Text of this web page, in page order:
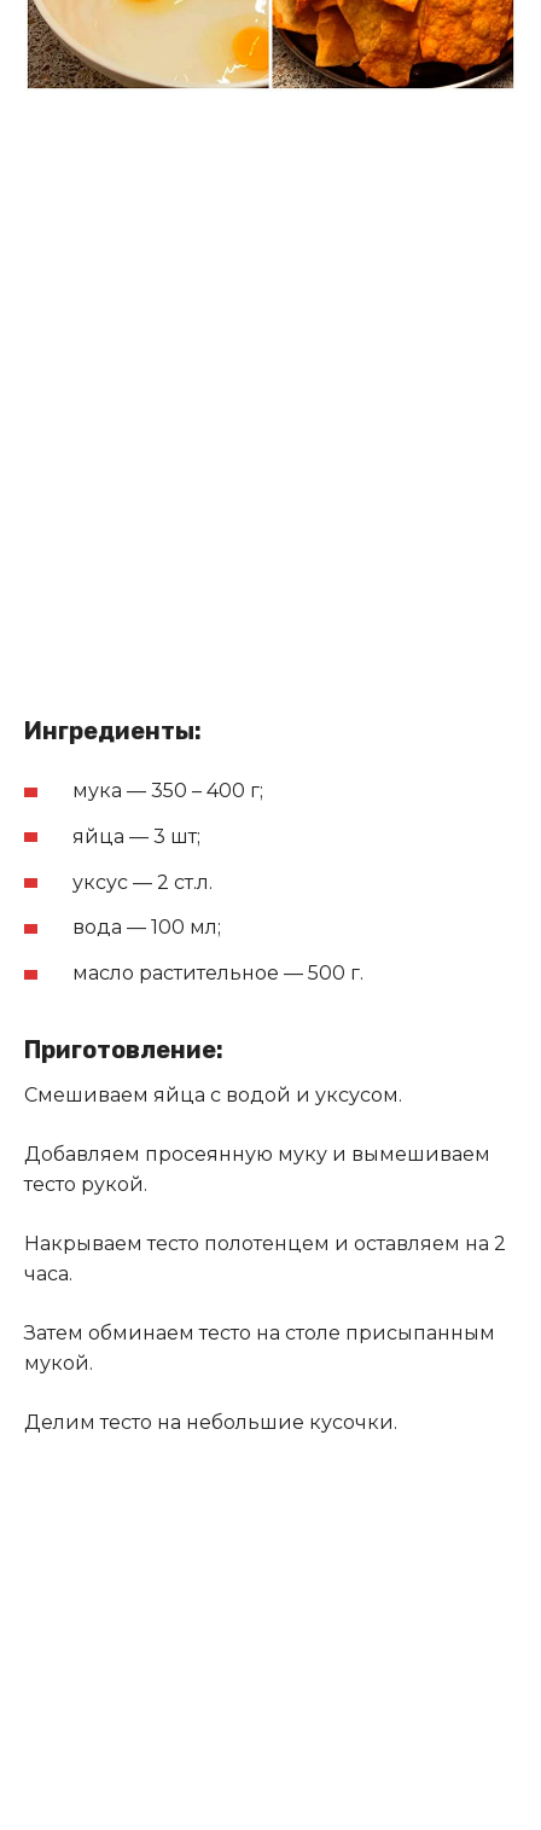
Ингредиенты:
мука — 350 – 400 г;
яйца — 3 шт;
уксус — 2 ст.л.
вода — 100 мл;
масло растительное — 500 г.
Приготовление:
Смешиваем яйца с водой и уксусом.
Добавляем просеянную муку и вымешиваем
тесто рукой.
Накрываем тесто полотенцем и оставляем на 2
часа.
Затем обминаем тесто на столе присыпанным
мукой.
Делим тесто на небольшие кусочки.